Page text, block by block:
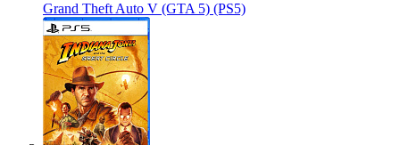
Grand Theft Auto V (GTA 5) (PS5)